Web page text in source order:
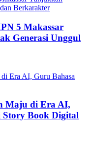
5 Makassar
Generasi Unggul
Maju di Era AI,
Story Book Digital